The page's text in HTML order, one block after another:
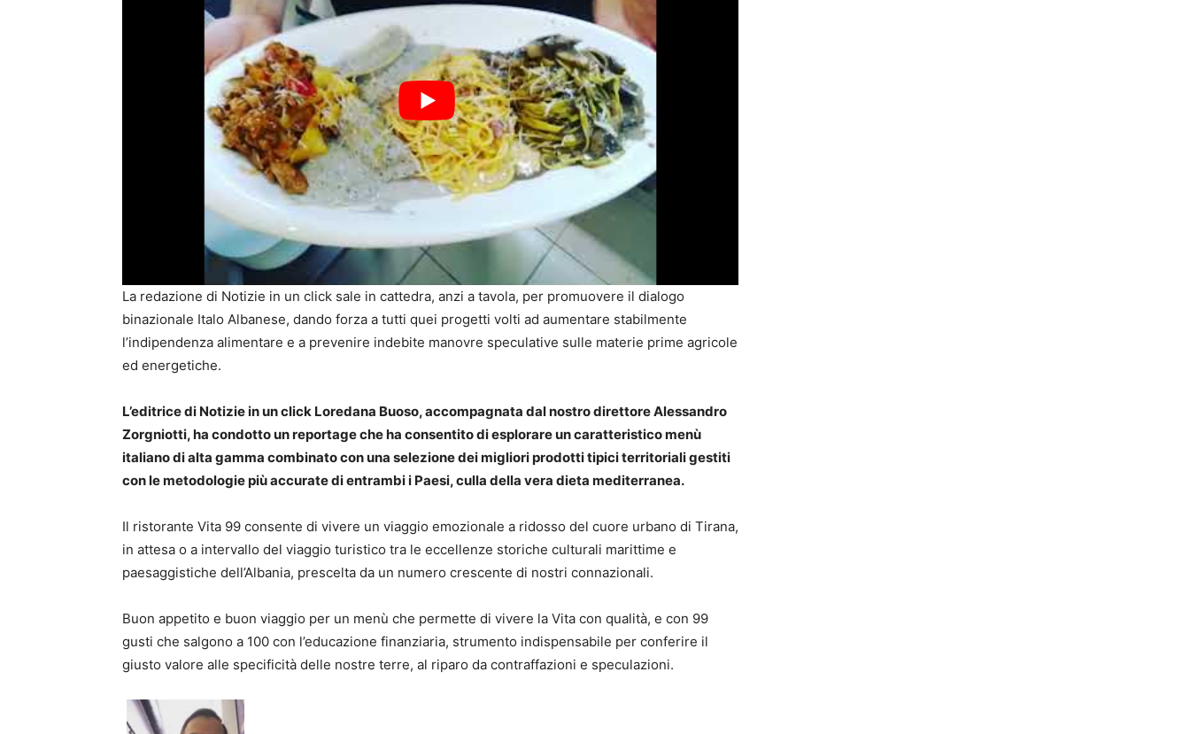
La redazione di Notizie in un click sale in cattedra, anzi a tavola, per promuovere il dialogo
binazionale Italo Albanese, dando forza a tutti quei progetti volti ad aumentare stabilmente
l’indipendenza alimentare e a prevenire indebite manovre speculative sulle materie prime agricole
ed energetiche.
L’editrice di Notizie in un click Loredana Buoso, accompagnata dal nostro direttore Alessandro
Zorgniotti, ha condotto un reportage che ha consentito di esplorare un caratteristico menù
italiano di alta gamma combinato con una selezione dei migliori prodotti tipici territoriali gestiti
con le metodologie più accurate di entrambi i Paesi, culla della vera dieta mediterranea.
Il ristorante Vita 99 consente di vivere un viaggio emozionale a ridosso del cuore urbano di Tirana,
in attesa o a intervallo del viaggio turistico tra le eccellenze storiche culturali marittime e
paesaggistiche dell’Albania, prescelta da un numero crescente di nostri connazionali.
Buon appetito e buon viaggio per un menù che permette di vivere la Vita con qualità, e con 99
gusti che salgono a 100 con l’educazione finanziaria, strumento indispensabile per conferire il
giusto valore alle specificità delle nostre terre, al riparo da contraffazioni e speculazioni.